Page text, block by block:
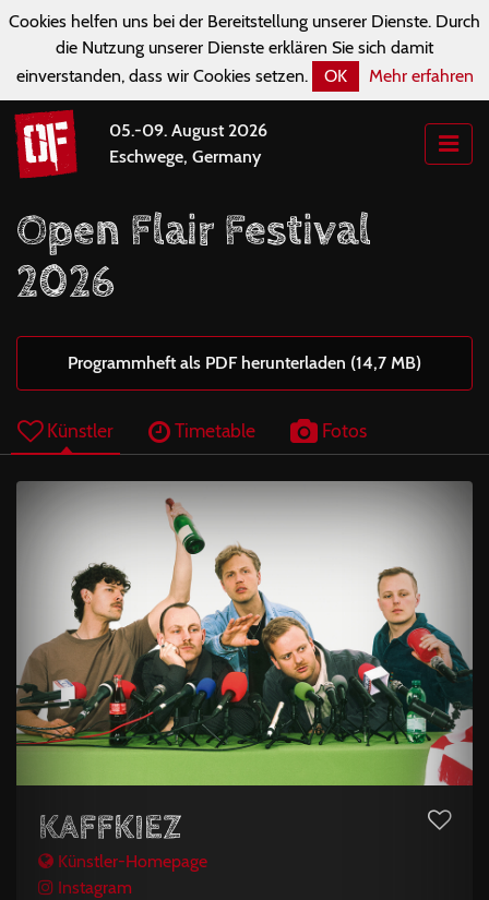
Cookies helfen uns bei der Bereitstellung unserer Dienste. Durch
die Nutzung unserer Dienste erklären Sie sich damit
einverstanden, dass wir Cookies setzen.
OK Mehr erfahren
05.-09. August 2026
Eschwege, Germany
Open Flair Festival
2026
Programmheft als PDF herunterladen (14,7 MB)
Künstler Timetable Fotos
KAFFKIEZ
Künstler-Homepage
Instagram